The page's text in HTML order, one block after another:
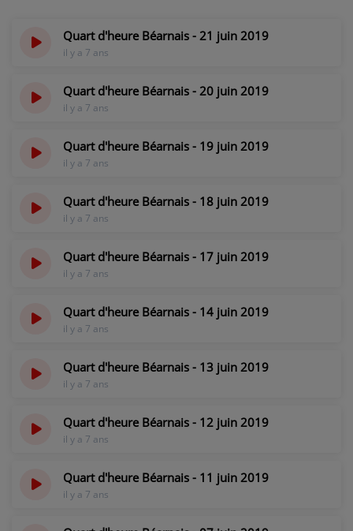
JEUX CONCOURS
VENEZ DANS LE PUBLIC !
CRÉATIONS AUDIOVISUELLES
VIDÉOS | L’ŒIL DE L'OIE
VIDÉOS | JEUX
Quart d'heure Béarnais - 21 juin 2019
il y a 7 ans
Quart d'heure Béarnais - 20 juin 2019
il y a 7 ans
Quart d'heure Béarnais - 19 juin 2019
il y a 7 ans
Quart d'heure Béarnais - 18 juin 2019
il y a 7 ans
Quart d'heure Béarnais - 17 juin 2019
il y a 7 ans
Quart d'heure Béarnais - 14 juin 2019
il y a 7 ans
Quart d'heure Béarnais - 13 juin 2019
il y a 7 ans
Quart d'heure Béarnais - 12 juin 2019
il y a 7 ans
Quart d'heure Béarnais - 11 juin 2019
il y a 7 ans